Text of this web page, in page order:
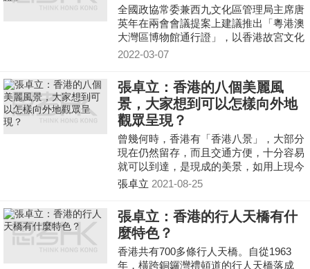
種極好的精神享受。
全國政協常委兼西九文化區管理局主席唐
英年在兩會會議提案上建議推出「粵港澳
大灣區博物館通行證」，以香港故宮文化
博物館為起點，讓國家的軟實力「走出
2022-03-07
張卓立：香港的八個美麗風
景，大家想到可以怎樣向外地
觀眾呈現？
曾幾何時，香港有「香港八景」，大部分
現在仍然留存，而且交通方便，十分容易
就可以到達，是現成的美景，如用上現今
流行的航拍技術，更是錦上添花。大家又
張卓立 2021-08-25
張卓立：香港的行人天橋有什
麼特色？
香港共有700多條行人天橋。自從1963
年，橫跨銅鑼灣禮頓道的行人天橋落成